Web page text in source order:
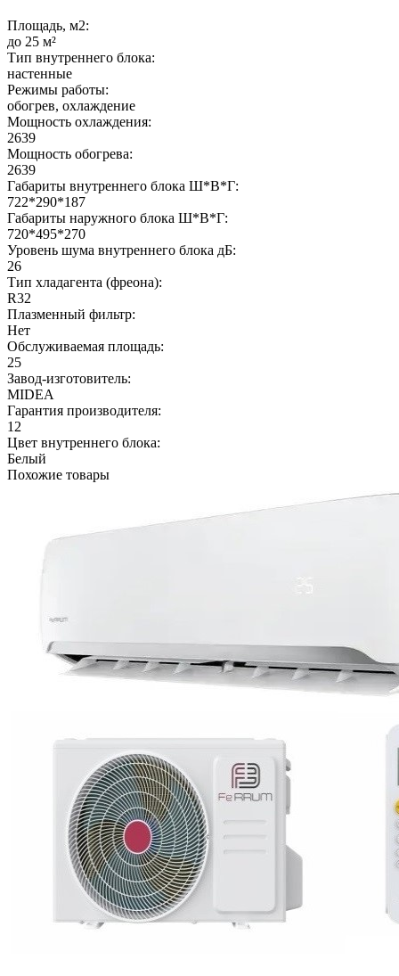
Площадь, м2:
до 25 м²
Тип внутреннего блока:
настенные
Режимы работы:
обогрев, охлаждение
Мощность охлаждения:
2639
Мощность обогрева:
2639
Габариты внутреннего блока Ш*В*Г:
722*290*187
Габариты наружного блока Ш*В*Г:
720*495*270
Уровень шума внутреннего блока дБ:
26
Тип хладагента (фреона):
R32
Плазменный фильтр:
Нет
Обслуживаемая площадь:
25
Завод-изготовитель:
MIDEA
Гарантия производителя:
12
Цвет внутреннего блока:
Белый
Похожие товары